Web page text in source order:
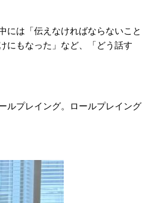
には「伝えなければならないこと
にもなった」など、「どう話す
ルプレイング。ロールプレイング